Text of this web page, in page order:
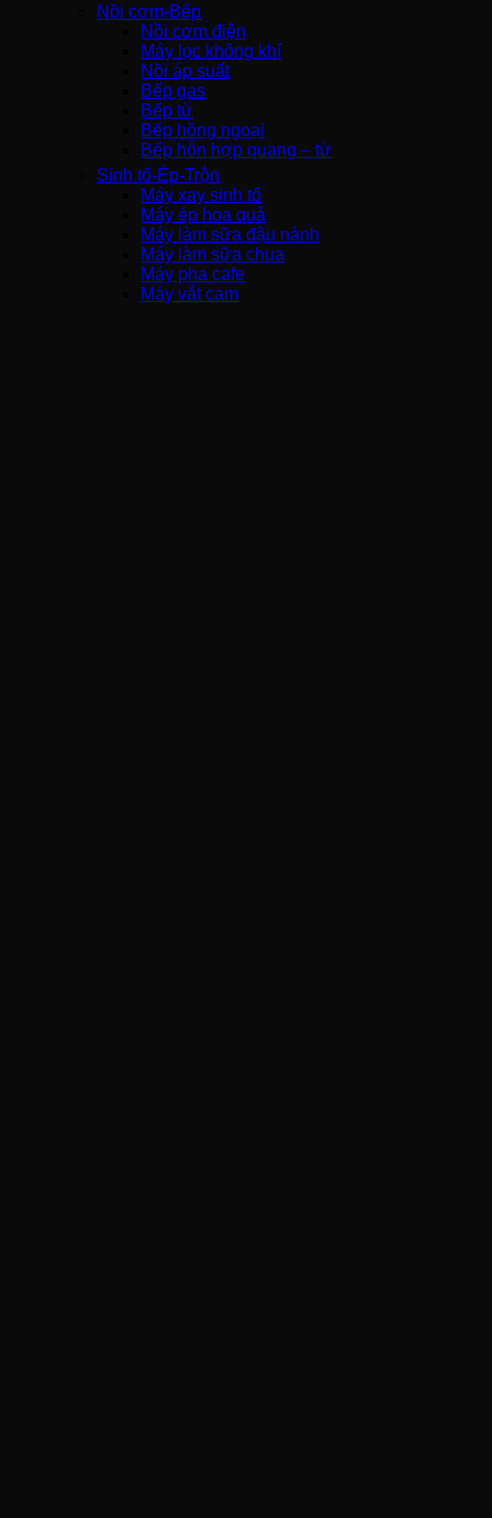
Nồi cơm-Bếp
Nồi cơm điện
Máy lọc không khí
Nồi áp suất
Bếp gas
Bếp từ
Bếp hồng ngoại
Bếp hỗn hợp quang – từ
Sinh tố-Ép-Trộn
Máy xay sinh tố
Máy ép hoa quả
Máy làm sữa đậu nành
Máy làm sữa chua
Máy pha cafe
Máy vắt cam